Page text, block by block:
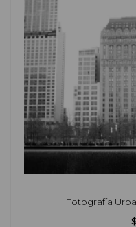
Fotografía